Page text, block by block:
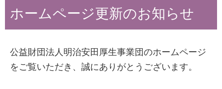
ホームページ更新のお知らせ
公益財団法人明治安田厚生事業団のホームページ
をご覧いただき、誠にありがとうございます。